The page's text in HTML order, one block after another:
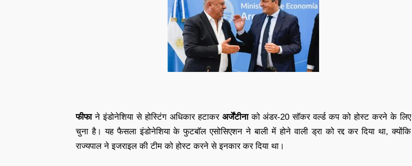
फीफाने इंडोनेशिया से होस्टिंग अधिकार हटाकर अर्जेंटीनाको अंडर-20 सॉकर वर्ल्ड कप को होस्ट करने के लिए
चुना है। यह फैसला इंडोनेशिया के फुटबॉल एसोसिएशन ने बाली में होने वाली ड्रा को रद्द कर दिया था, क्योंकि
राज्यपाल ने इजराइल की टीम को होस्ट करने से इनकार कर दिया था।